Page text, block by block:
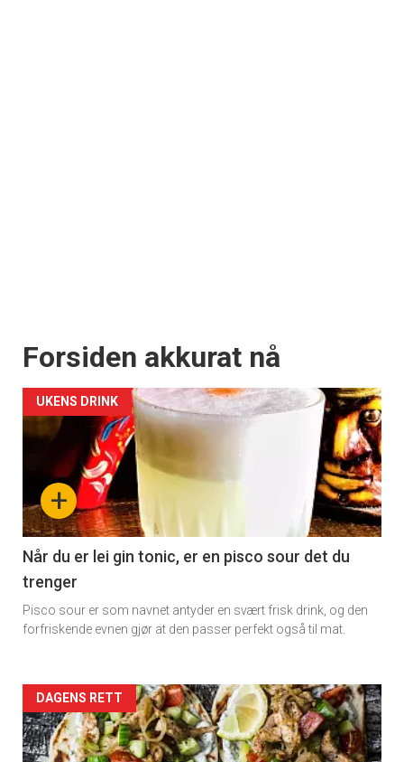
Forsiden akkurat nå
+
UKENS DRINK
Når du er lei gin tonic, er en pisco sour det du
trenger
Pisco sour er som navnet antyder en svært frisk drink, og den
forfriskende evnen gjør at den passer perfekt også til mat.
Forsiden
akkurat
DAGENS RETT